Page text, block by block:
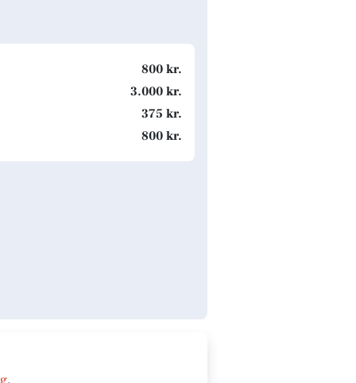
800 kr.
3.000 kr.
375 kr.
800 kr.
.